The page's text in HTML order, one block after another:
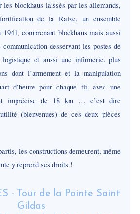
les blockhaus laissés par les allemands,
de la Raize, un ensemble
comprenant blockhaus mais aussi
communication desservant les postes de
logistique et aussi une infirmerie, plus
dont l’armement et la manipulation
d’heure pour chaque tir, avec une
imprécise de 18 km … c’est dire
(bienvenues) de ces deux pièces
les constructions demeurent, même
y reprend ses droits !